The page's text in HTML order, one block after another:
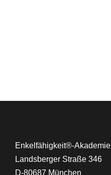
Enkelfähigkeit®-Akademie
Landsberger Straße 346
D-80687 München